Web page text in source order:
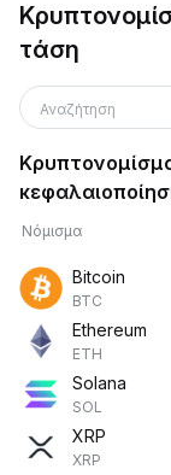
τάση
Αναζήτηση
Νόμισμα
Bitcoin
BTC
Ethereum
ETH
Solana
SOL
XRP
XRP